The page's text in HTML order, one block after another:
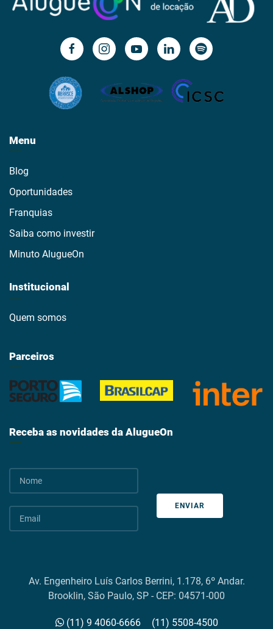
Menu
Blog
Oportunidades
Franquias
Saiba como investir
Minuto AlugueOn
Institucional
Quem somos
Parceiros
Receba as novidades da AlugueOn
ENVIAR
Av. Engenheiro Luís Carlos Berrini, 1.178, 6º Andar.
Brooklin, São Paulo, SP - CEP: 04571-000
(11) 9 4060-6666 (11) 5508-4500